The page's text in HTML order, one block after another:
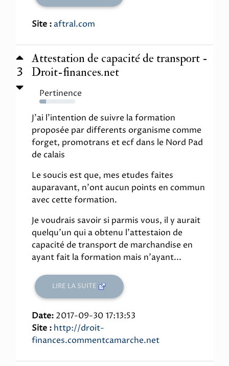
Site : aftral.com
3
Attestation de capacité de transport -
Droit-finances.net
Pertinence
19%
J'ai l'intention de suivre la formation
proposée par differents organisme comme
forget, promotrans et ecf dans le Nord Pad
de calais
Le soucis est que, mes etudes faites
auparavant, n'ont aucun points en commun
avec cette formation.
Je voudrais savoir si parmis vous, il y aurait
quelqu'un qui a obtenu l'attestaion de
capacité de transport de marchandise en
ayant fait la formation mais n'ayant...
LIRE LA SUITE
Date: 2017-09-30 17:13:53
Site : http://droit-
finances.commentcamarche.net